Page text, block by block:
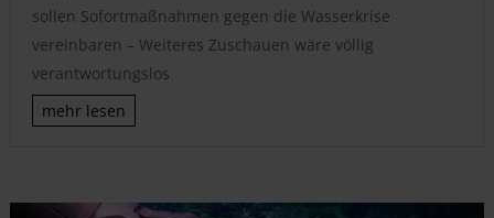
sollen Sofortmaßnahmen gegen die Wasserkrise
vereinbaren – Weiteres Zuschauen wäre völlig
verantwortungslos
mehr lesen